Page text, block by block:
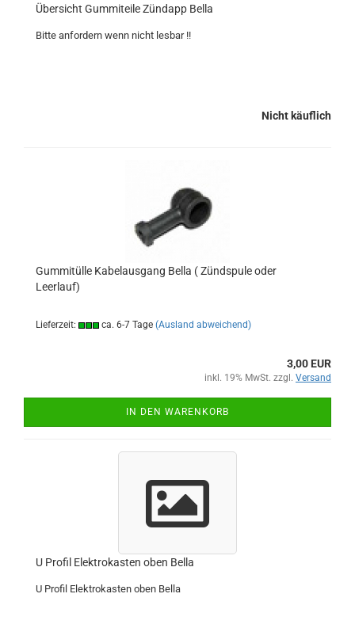
Übersicht Gummiteile Zündapp Bella
Bitte anfordern wenn nicht lesbar !!
Nicht käuflich
Gummitülle Kabelausgang Bella ( Zündspule oder
Leerlauf)
Lieferzeit: ca. 6-7 Tage (Ausland abweichend)
3,00 EUR
inkl. 19% MwSt. zzgl. Versand
IN DEN WARENKORB
U Profil Elektrokasten oben Bella
U Profil Elektrokasten oben Bella